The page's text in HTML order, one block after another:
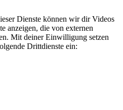
Dienste können wir dir Videos
anzeigen, die von externen
Mit deiner Einwilligung setzen
Drittdienste ein: